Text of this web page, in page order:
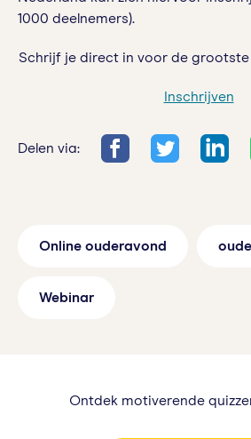
1000 deelnemers).
Schrijf je direct in voor de
Inschrijven
Delen via:
Online ouderavond
Webinar
Ontdek motiverende